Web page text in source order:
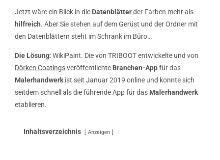
Jetzt wäre ein Blick in die Datenblätterder Farben mehr als
hilfreich. Aber Sie stehen auf dem Gerüst und der Ordner mit
den Datenblättern steht im Schrank im Büro…
Die Lösung: WikiPaint. Die von TRIBOOT entwickelte und von
Dörken Coatingsveröffentlichte Branchen-Appfür das
Malerhandwerk ist seit Januar 2019 online und konnte sich
seitdem schnell als die führende App für das Malerhandwerk
etablieren.
Inhaltsverzeichnis Anzeigen